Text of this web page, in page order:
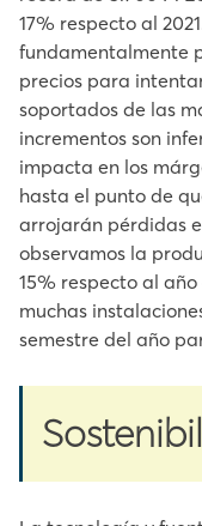
17% respecto al
fundamentalmente
precios para
soportados de las
incrementos son
impacta en los
hasta el punto de
arrojarán pérdidas
observamos la
15% respecto al
muchas
semestre del año